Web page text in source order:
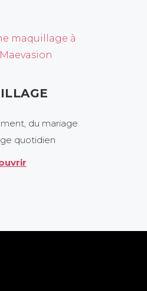
du mariage
quotidien